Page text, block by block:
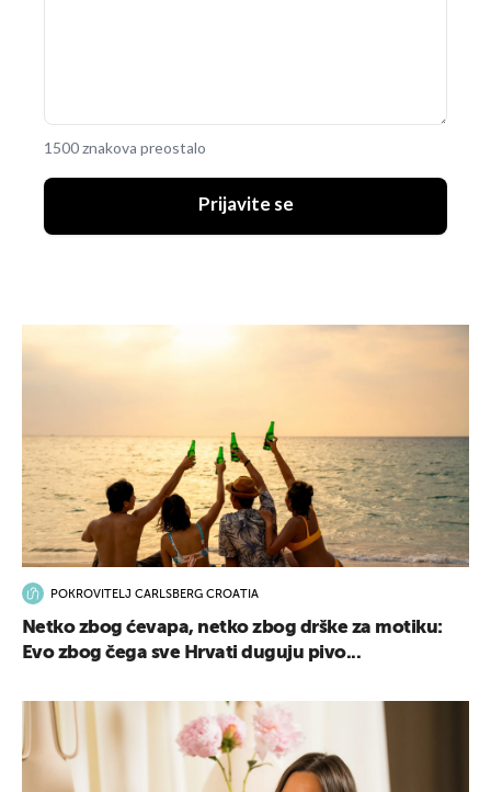
1500 znakova preostalo
Prijavite se
POKROVITELJ CARLSBERG CROATIA
Netko zbog ćevapa, netko zbog drške za motiku:
Evo zbog čega sve Hrvati duguju pivo...